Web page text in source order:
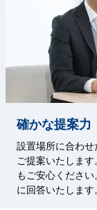
確かな提案力
設置場所に合わ
ご提案いたしま
もご安心くださ
に回答いたします。